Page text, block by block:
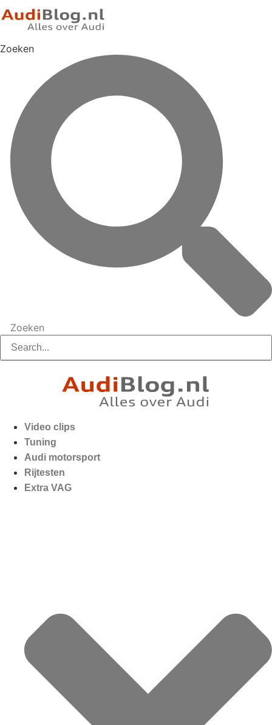
Zoeken
Zoeken
Video clips
Tuning
Audi motorsport
Rijtesten
Extra VAG